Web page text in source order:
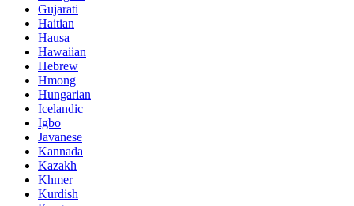
Gujarati
Haitian
Hausa
Hawaiian
Hebrew
Hmong
Hungarian
Icelandic
Igbo
Javanese
Kannada
Kazakh
Khmer
Kurdish